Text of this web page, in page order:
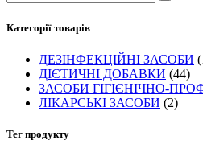
Категорії товарів
ДЕЗІНФЕКЦІЙНІ ЗАСОБИ
ДІЄТИЧНІ ДОБАВКИ (44)
ЗАСОБИ ГІГІЄНІЧНО-
ЛІКАРСЬКІ ЗАСОБИ (2)
Тег продукту